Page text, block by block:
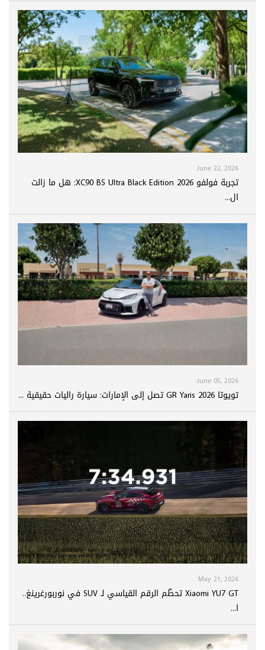
June 22, 2026
تجربة فولفو XC90 B5 Ultra Black Edition 2026: هل ما زالت
ال...
June 05, 2026
تويوتا GR Yaris 2026 تصل إلى الإمارات: سيارة راليات حقيقية ...
May 21, 2026
Xiaomi YU7 GT تحطّم الرقم القياسي لـ SUV في نوربورغرينغ..
ا...